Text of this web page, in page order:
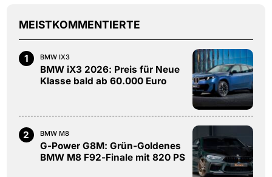
MEISTKOMMENTIERTE
1 BMW IX3
BMW iX3 2026: Preis für Neue
Klasse bald ab 60.000 Euro
2 BMW M8
G-Power G8M: Grün-Goldenes
BMW M8 F92-Finale mit 820 PS